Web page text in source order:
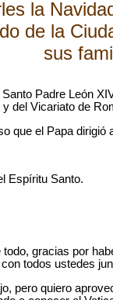
la
de la
sus
Padre León
del Vicariato de
que el Papa dirigió
Espíritu Santo.
gracias por
todos ustedes
pero quiero